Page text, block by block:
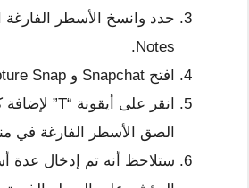
حدد وانسخ الأسطر الفارغة
Notes.
افتح Snapchat و Capture Snap.
الصق الأسطر الفارغة في
ستلاحظ أنه تم إدخال عدة